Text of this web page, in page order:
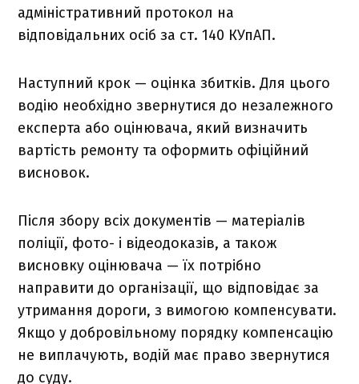
адміністративний протокол на
відповідальних осіб за ст. 140 КУпАП.
Наступний крок — оцінка збитків. Для цього
водію необхідно звернутися до незалежного
експерта або оцінювача, який визначить
вартість ремонту та оформить офіційний
висновок.
Після збору всіх документів — матеріалів
поліції, фото- і відеодоказів, а також
висновку оцінювача — їх потрібно
направити до організації, що відповідає за
утримання дороги, з вимогою компенсувати.
Якщо у добровільному порядку компенсацію
не виплачують, водій має право звернутися
до суду.